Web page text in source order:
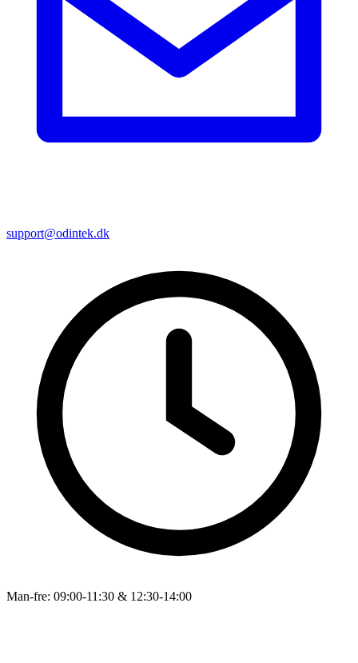
support@odintek.dk
Man-fre: 09:00-11:30 & 12:30-14:00